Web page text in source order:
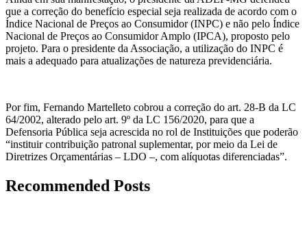
que a correção do benefício especial seja realizada de acordo com o
Índice Nacional de Preços ao Consumidor (INPC) e não pelo Índice
Nacional de Preços ao Consumidor Amplo (IPCA), proposto pelo
projeto. Para o presidente da Associação, a utilização do INPC é
mais a adequado para atualizações de natureza previdenciária.
Por fim, Fernando Martelleto cobrou a correção do art. 28-B da LC
64/2002, alterado pelo art. 9º da LC 156/2020, para que a
Defensoria Pública seja acrescida no rol de Instituições que poderão
“instituir contribuição patronal suplementar, por meio da Lei de
Diretrizes Orçamentárias – LDO –, com alíquotas diferenciadas”.
Recommended Posts